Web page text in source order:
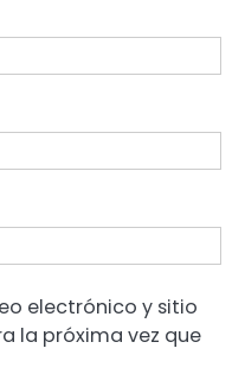
electrónico y sitio
la próxima vez que